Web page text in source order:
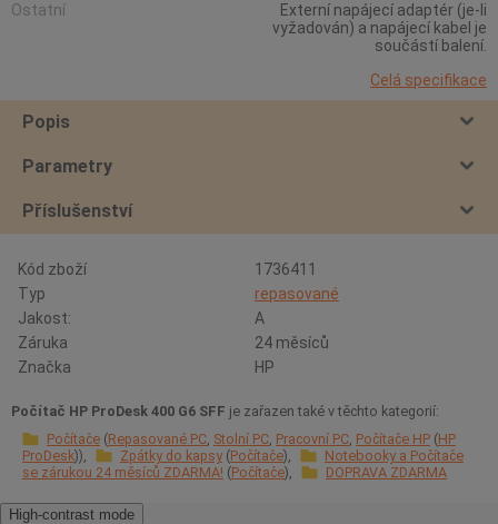
Ostatní
Externí napájecí adaptér (je-li
vyžadován) a napájecí kabel je
součástí balení.
Celá specifikace
Popis
Parametry
Příslušenství
Kód zboží
1736411
Typ
repasované
Jakost:
A
Záruka
24 měsíců
Značka
HP
Počítač HP ProDesk 400 G6 SFF je zařazen také v těchto kategorií:
Počítače Repasované PC Stolní PC Pracovní PC Počítače HP HP
ProDesk
Zpátky do kapsy Počítače
Notebooky a Počítače
se zárukou 24 měsíců ZDARMA! Počítače DOPRAVA ZDARMA
High-contrast mode